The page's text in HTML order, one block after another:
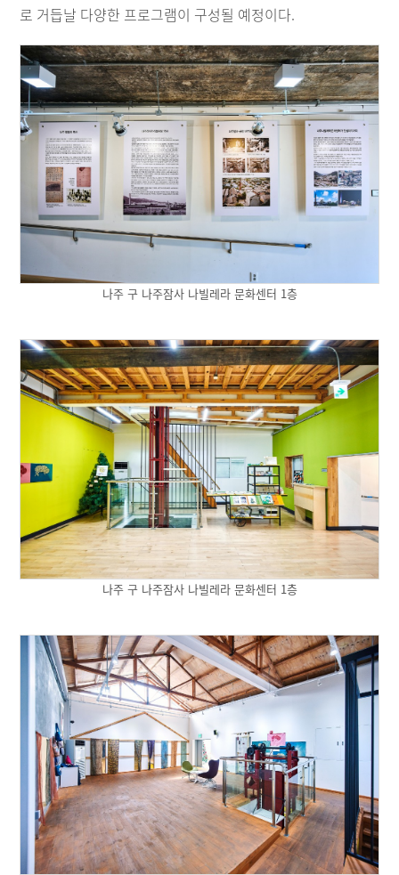
로 거듭날 다양한 프로그램이 구성될 예정이다.
나주 구 나주잠사 나빌레라 문화센터 1층
나주 구 나주잠사 나빌레라 문화센터 1층